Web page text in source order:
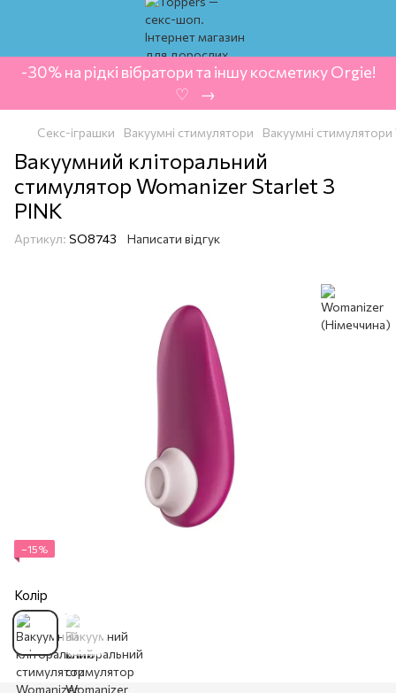
-30% на рідкі вібратори та іншу косметику Orgie!
‍ ♡ ‍ → ‍
Секс-іграшки Вакуумні стимулятори Вакуумні
Вакуумний кліторальний
стимулятор Womanizer Starlet 3
PINK
Артикул: SO8743 Написати відгук
−15%
Колір